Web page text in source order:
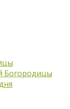
Богородицы